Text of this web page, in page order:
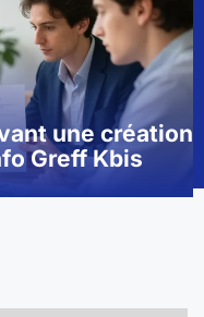
une création
Greff Kbis